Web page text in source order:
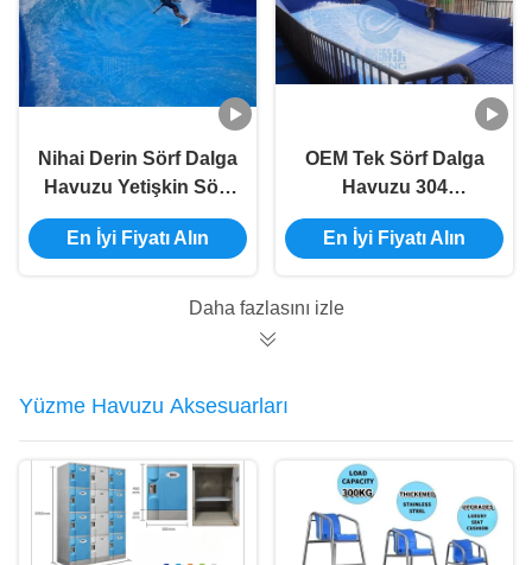
Nihai Derin Sörf Dalga
Havuzu Yetişkin Sörf
Simülatörü Makinesi
Özelleştirilmiş
En İyi Fiyatı Alın
OEM Tek Sörf Dalga
Havuzu 304
Paslanmaz Çelik
Mobil Sörf Rider
En İyi Fiyatı Alın
Daha fazlasını izle
Yüzme Havuzu Aksesuarları